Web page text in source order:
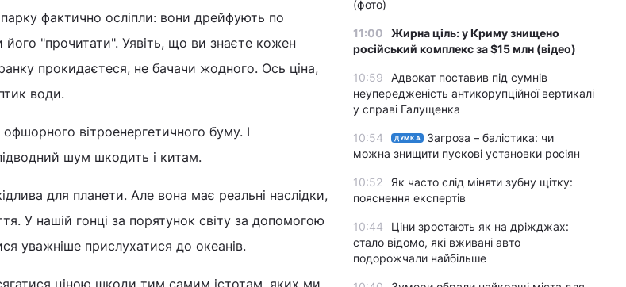
фактично осліпли: вони дрейфують по
"прочитати". Уявіть, що ви знаєте кожен
прокидаєтеся, не бачачи жодного. Ось ціна,
води.
вітроенергетичного буму. І
шум шкодить і китам.
для планети. Але вона має реальні наслідки,
У нашій гонці за порятунок світу за допомогою
уважніше прислухатися до океанів.
ціною шкоди тим самим істотам, яких ми
(фото)
11:00
Жирна ціль: у Криму знищено
російський комплекс за $15 млн (відео)
10:59
Адвокат поставив під сумнів
неупередженість антикорупційної вертикалі
у справі Галущенка
10:54 ДУМКА
Загроза – балістика: чи
можна знищити пускові установки росіян
10:52
Як часто слід міняти зубну щітку:
пояснення експертів
10:44
Ціни зростають як на дріжджах:
стало відомо, які вживані авто
подорожчали найбільше